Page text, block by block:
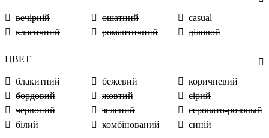
вечірній
класичний
ошатний
романтичний
casual
діловой
ЦВЕТ
блакитний
бордовий
червоний
білий
бежевий
жовтий
зелений
комбінований
коричневий
сірий
серовато-розовый
синій